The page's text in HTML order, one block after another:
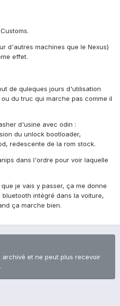
d'autres machines que le Nexus)
effet.
de quleques jours d'utilisation
du truc qui marche pas comme il
d'usine avec odin :
du unlock bootloader,
redescente de la rom stock.
dans l'ordre pour voir laquelle
je vais y passer, ça me donne
intégré dans la voiture,
ça marche bien.
archivé et ne peut plus recevoir